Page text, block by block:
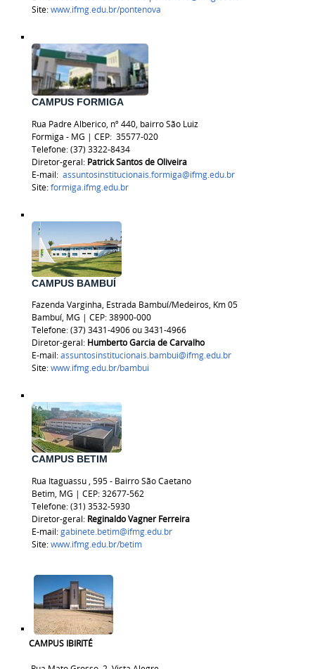
Site:www.ifmg.edu.br/pontenova
CAMPUS FORMIGA
Rua Padre Alberico, nº 440, bairro São Luiz
Formiga - MG | CEP: 35577-020
Telefone: (37) 3322-8434
Diretor-geral: Patrick Santos de Oliveira
E-mail: assuntosinstitucionais.formiga@ifmg.edu.br
Site:formiga.ifmg.edu.br
CAMPUS BAMBUÍ
Fazenda Varginha, Estrada Bambuí/Medeiros, Km 05
Bambuí, MG | CEP: 38900-000
Telefone: (37) 3431-4906 ou 3431-4966
Diretor-geral: Humberto Garcia de Carvalho
E-mail:assuntosinstitucionais.bambui@ifmg.edu.br
Site:www.ifmg.edu.br/bambui
CAMPUS BETIM
Rua Itaguassu, 595 - Bairro São Caetano
Betim, MG | CEP:32677-562
Telefone: (31) 3532-5930
Diretor-geral: Reginaldo Vagner Ferreira
E-mail:gabinete.betim@ifmg.edu.br
Site:www.ifmg.edu.br/betim
CAMPUS IBIRITÉ